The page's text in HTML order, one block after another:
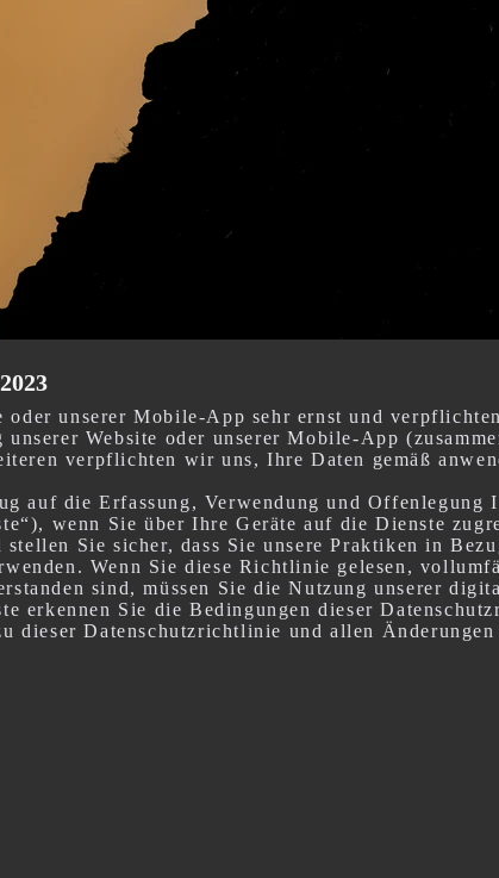
oder unserer Mobile-App sehr ernst und
Website oder unserer Mobile-App
verpflichten wir uns, Ihre Daten gemäß
auf die Erfassung, Verwendung und Offenlegung
wenn Sie über Ihre Geräte auf die Dienste
Sie sicher, dass Sie unsere Praktiken in
Wenn Sie diese Richtlinie gelesen,
sind, müssen Sie die Nutzung unserer
erkennen Sie die Bedingungen dieser
dieser Datenschutzrichtlinie und allen Änderungen